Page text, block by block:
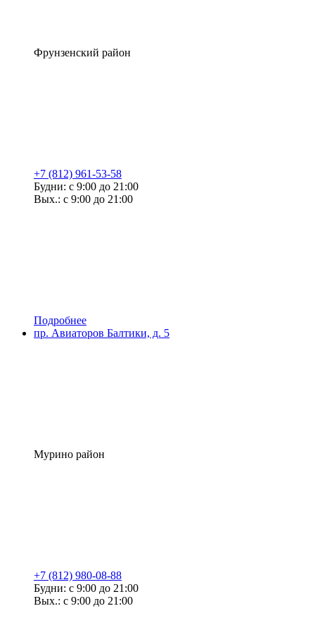
Фрунзенский район
+7 (812) 961-53-58
Будни: с 9:00 до 21:00
Вых.: с 9:00 до 21:00
Подробнее
пр. Авиаторов Балтики, д. 5
Мурино район
+7 (812) 980-08-88
Будни: с 9:00 до 21:00
Вых.: с 9:00 до 21:00